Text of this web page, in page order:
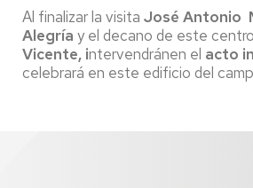
Al finalizar la visita José Antonio
Alegría y el decano de este
Vicente, intervendránen el acto
celebrará en este edificio del